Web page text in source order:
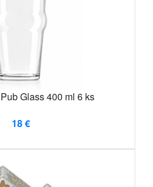
Glass 400 ml 6 ks
18 €